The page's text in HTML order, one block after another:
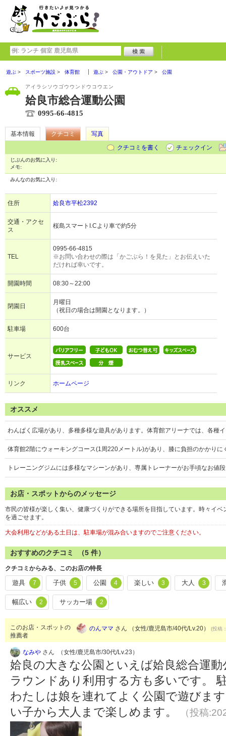
遊ぶ スポーツ施設 体育館 遊ぶ 公園・アウトドア 公園
アイラシソウゴウウンドウコウエン
姶良市総合運動公園
0995-66-4815
基本情報 クチコミ
写真
クチコミを書く
チェックイン
じぶんのお気に入り:
メモ:
みんなのお気に入り:
住所 姶良市平松2392
交通・アクセ
ス
桜島スマートI.Cより車で約5分
TEL
0995-66-4815
※お問い合わせの際は「かごぶら！を見た」とお伝えいた
だければ幸いです。
開園時間 08:30～22:00
閉園日
月曜日
（祝日の場合は開園となります。）
駐車場 600台
サービス
リンク ホームページ
オススメ
わんぱく広場があり、多種多様な遊具があります。体育館アリーナでは、各種
体育館2階にウォーキングコース(1周220メートル)があり、膝に負担のかかり
トレーニングジムには多様なマシーンがあり、専属トレーナーがお手頃なお値
お店・スポットからのメッセージ
市民の皆様が楽しく集い、健康づくりができる場所を目指しています。時々イ
を過ごせます。
大会利用などがある土日は、駐車場が混み合いますのでご注意ください。
おすすめのクチコミ （5 件）
クチコミからみる、このお店の特長
遊具 7 子供 5 公園 4 楽しい 3 大人 3
幅広い 2 サッカー場 2
このお店・スポットの
推薦者
のんママ さん （女性/鹿児島市/40代/Lv.20） (投稿
なみや さん （女性/鹿児島市/30代/Lv.23）
姶良の大きな公園といえば姶良総合運
ラウンドあり利用する方も多いです。
わたしは娘を連れてよく公園で遊びま
い子から大人まで楽しめます。
（投稿